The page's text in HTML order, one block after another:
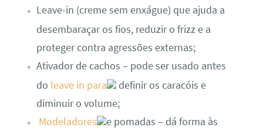
Leave-in (creme sem enxágue) que ajuda a
desembaraçar os fios, reduzir o frizz e a
proteger contra agressões externas;
Ativador de cachos – pode ser usado antes
do leave in para
definir os caracóis e
diminuir o volume;
Modeladores
e pomadas – dá forma às